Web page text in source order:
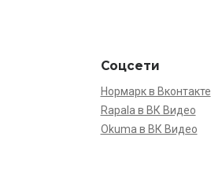
Соцсети
Нормарк в Вконтакте
Rapala в ВК Видео
Okuma в ВК Видео